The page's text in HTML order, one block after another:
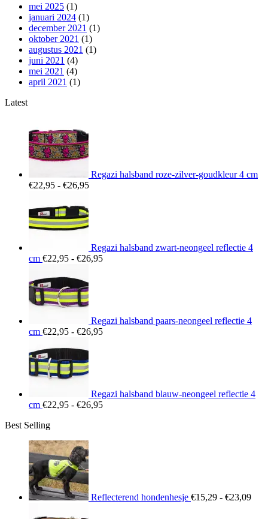
mei 2025 (1)
januari 2024 (1)
december 2021 (1)
oktober 2021 (1)
augustus 2021 (1)
juni 2021 (4)
mei 2021 (4)
april 2021 (1)
Latest
Regazi halsband roze-zilver-goudkleur 4 cm
€22,95 - €26,95Prijsklasse:
Regazi halsband zwart-neongeel reflectie 4
cm €22,95 - €26,95Prijsklasse:
Regazi halsband paars-neongeel reflectie 4
cm €22,95 - €26,95Prijsklasse:
Regazi halsband blauw-neongeel reflectie 4
cm €22,95 - €26,95Prijsklasse:
Best Selling
Reflecterend hondenhesje €15,29 - €23,09